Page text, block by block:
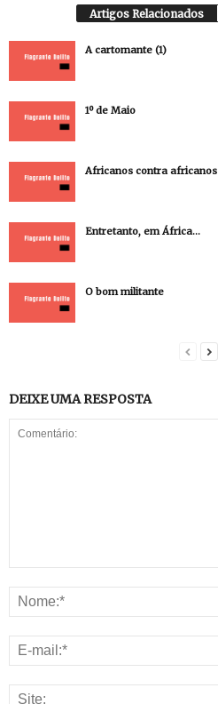
Artigos Relacionados
A cartomante (1)
1º de Maio
Africanos contra africanos
Entretanto, em África…
O bom militante
DEIXE UMA RESPOSTA